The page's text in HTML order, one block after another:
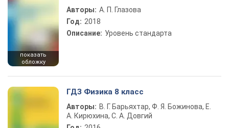
показать
обложку
Авторы: А. П. Глазова
Год: 2018
Описание: Уровень стандарта
ГДЗ Физика 8 класс
Авторы: В. Г. Барьяхтар, Ф. Я. Божинова, Е.
А. Кирюхина, С. А. Довгий